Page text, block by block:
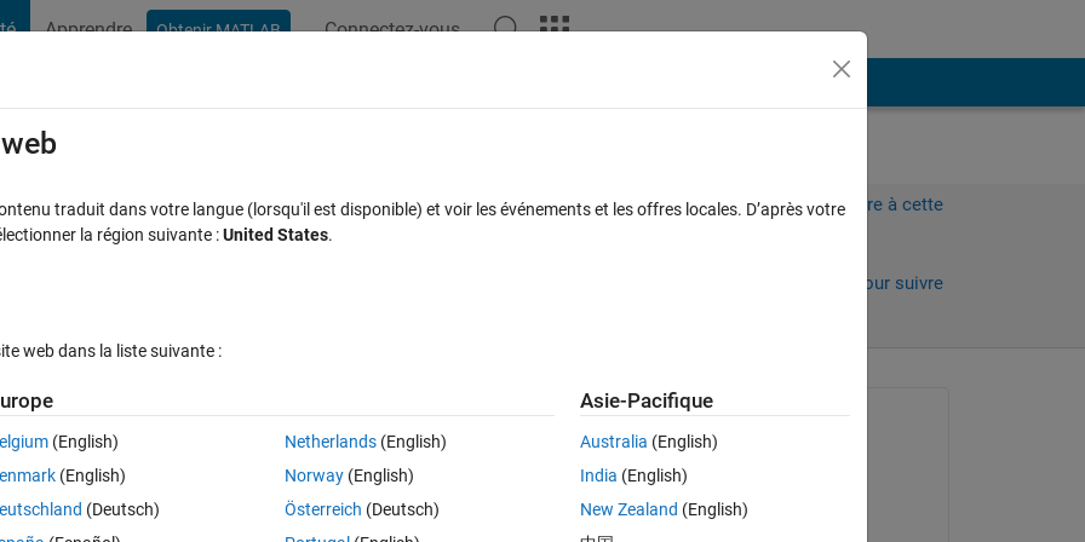
Apprendre Obtenir MATLAB Connectez-vous
Connectez-vous pour répondre à cette
Connectez-vous pour suivre
Ouvrir dans MATLAB Online
my code is completely misclassifying one class meaning there
DARLINGTON ETAJE
le 21 Oct 2019
traduit dans votre langue (lorsqu'il est disponible) et voir les événements et les offres locales. D’après votre
la région suivante :United States.
web dans la liste suivante :
(English)
(English)
(Deutsch)
Netherlands(English)
Norway(English)
Österreich (Deutsch)
Asie-Pacifique
Australia (English)
India (English)
New Zealand (English)